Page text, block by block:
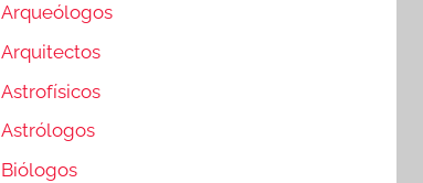
Arqueólogos
Arquitectos
Astrofísicos
Astrólogos
Biólogos